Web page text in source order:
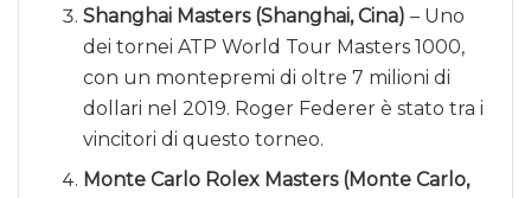
Shanghai Masters (Shanghai, Cina) – Uno
dei tornei ATP World Tour Masters 1000,
con un montepremi di oltre 7 milioni di
dollari nel 2019. Roger Federer è stato tra i
vincitori di questo torneo.
Monte Carlo Rolex Masters (Monte Carlo,